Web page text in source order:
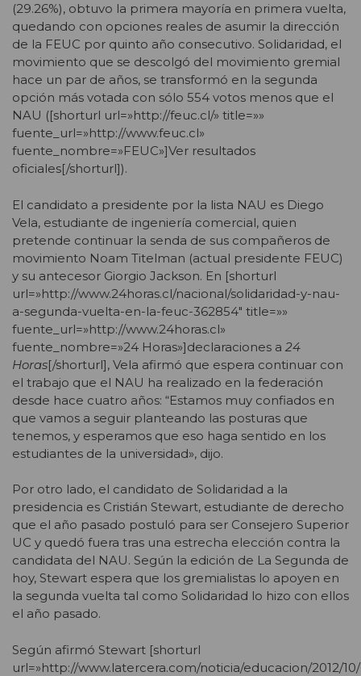
(29.26%), obtuvo la primera mayoría en primera vuelta,
quedando con opciones reales de asumir la dirección
de la FEUC por quinto año consecutivo. Solidaridad, el
movimiento que se descolgó del movimiento gremial
hace un par de años, se transformó en la segunda
opción más votada con sólo 554 votos menos que el
NAU ([shorturl url=»http://feuc.cl/» title=»»
fuente_url=»http://www.feuc.cl»
fuente_nombre=»FEUC»]Ver resultados
oficiales[/shorturl]).
El candidato a presidente por la lista NAU es Diego
Vela, estudiante de ingeniería comercial, quien
pretende continuar la senda de sus compañeros de
movimiento Noam Titelman (actual presidente FEUC)
y su antecesor Giorgio Jackson. En [shorturl
url=»http://www.24horas.cl/nacional/solidaridad-y-nau-
a-segunda-vuelta-en-la-feuc-362854″ title=»»
fuente_url=»http://www.24horas.cl»
fuente_nombre=»24 Horas»]declaraciones a 24
Horas[/shorturl], Vela afirmó que espera continuar con
el trabajo que el NAU ha realizado en la federación
desde hace cuatro años: “Estamos muy confiados en
que vamos a seguir planteando las posturas que
tenemos, y esperamos que eso haga sentido en los
estudiantes de la universidad», dijo.
Por otro lado, el candidato de Solidaridad a la
presidencia es Cristián Stewart, estudiante de derecho
que el año pasado postuló para ser Consejero Superior
UC y quedó fuera tras una estrecha elección contra la
candidata del NAU. Según la edición de La Segunda de
hoy, Stewart espera que los gremialistas lo apoyen en
la segunda vuelta tal como Solidaridad lo hizo con ellos
el año pasado.
Según afirmó Stewart [shorturl
url=»http://www.latercera.com/noticia/educacion/2012/